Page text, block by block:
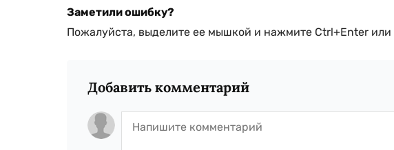
Заметили ошибку?
Пожалуйста, выделите ее мышкой и нажмите Ctrl+Enter или
Добавить комментарий